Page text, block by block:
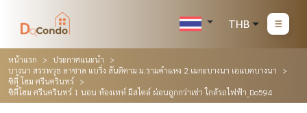
THB
หน้าแรก
ประกาศแนะนำ
บางนา สรรพวุธ ลาซาล แบริ่ง สันติคาม ม.รามคำแหง 2 เมกะบางนา เอแบคบางนา
ซิตี้ โฮม ศรีนครินทร์
ซิตี้โฮม ศรีนครินทร์ 1 นอน ห้องเทห์ มีสไตล์ ผ่อนถูกกว่าเช่า ใกล้รถไฟฟ้า_Do594